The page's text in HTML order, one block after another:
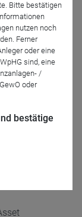
Bitte bestätigen
nutzen noch
Ferner
oder eine
sind, eine
/
oder
bestätige